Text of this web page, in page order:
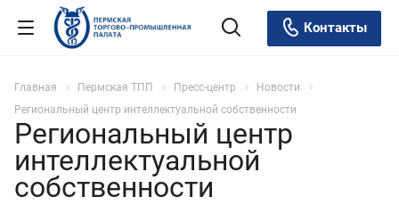
Контакты
Главная Пермская ТПП Пресс-центр
Новости
Региональный центр интеллектуальной собственности
Региональный центр
интеллектуальной
собственности